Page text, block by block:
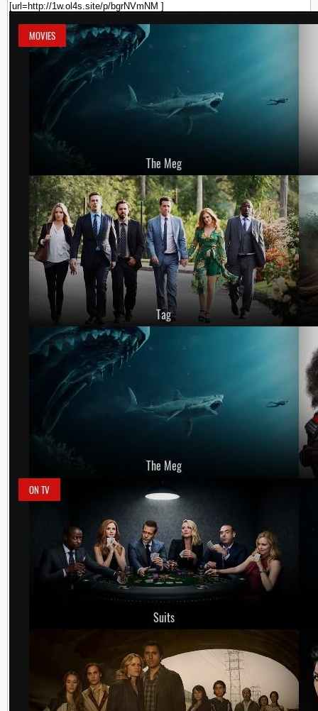
[url=http://1w.ol4s.site/p/bgrNVmNM ]